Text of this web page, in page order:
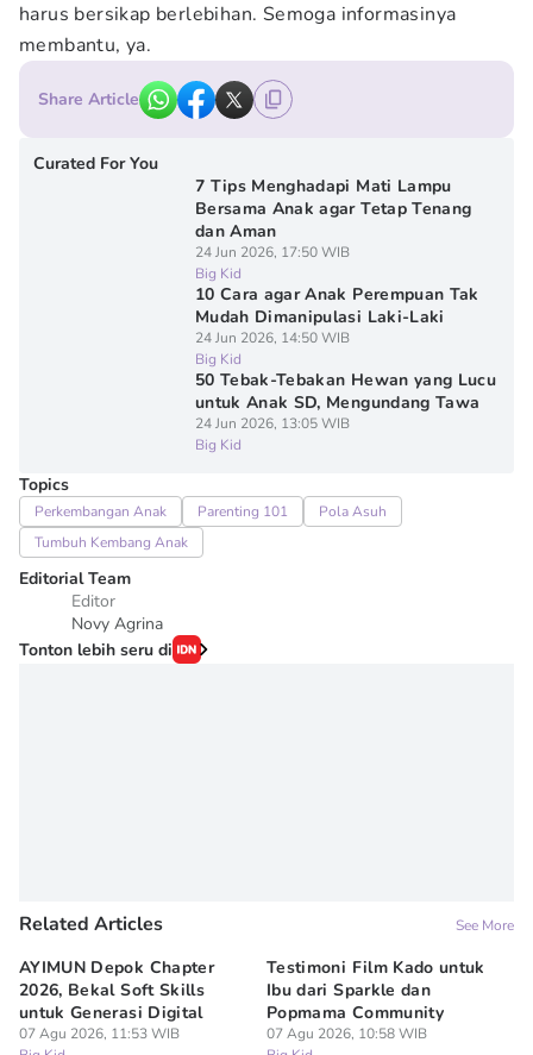
harus bersikap berlebihan. Semoga informasinya
membantu, ya.
Share Article
Curated For You
7 Tips Menghadapi Mati Lampu
Bersama Anak agar Tetap Tenang
dan Aman
24 Jun 2026, 17:50 WIB
Big Kid
10 Cara agar Anak Perempuan Tak
Mudah Dimanipulasi Laki-Laki
24 Jun 2026, 14:50 WIB
Big Kid
50 Tebak-Tebakan Hewan yang Lucu
untuk Anak SD, Mengundang Tawa
24 Jun 2026, 13:05 WIB
Big Kid
Topics
Perkembangan Anak Parenting 101
Pola Asuh
Tumbuh Kembang Anak
Editorial Team
Editor
Novy Agrina
Tonton lebih seru di
Related Articles See More
AYIMUN Depok Chapter
2026, Bekal Soft Skills
untuk Generasi Digital
07 Agu 2026, 11:53 WIB
Testimoni Film Kado untuk
Ibu dari Sparkle dan
Popmama Community
07 Agu 2026, 10:58 WIB